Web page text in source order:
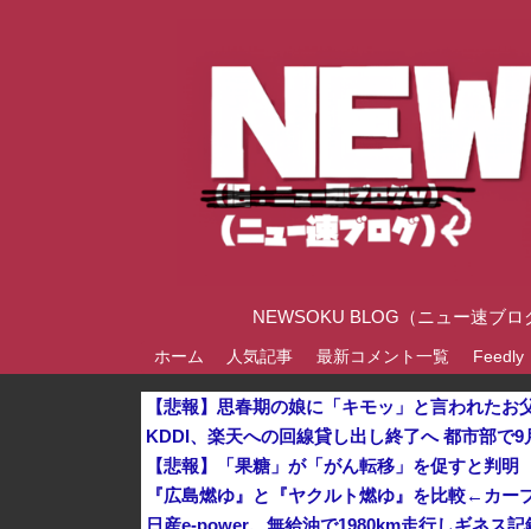
NEWSOKU BLOG（ニュー速ブ
ホーム 人気記事 最新コメント一覧 Feedly
【悲報】思春期の娘に「キモッ」と言われたお
KDDI、楽天への回線貸し出し終了へ 都市部で9
【悲報】「果糖」が「がん転移」を促すと判明